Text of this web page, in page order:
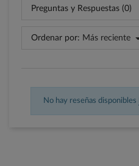
Preguntas y Respuestas (0)
Ordenar por: Más reciente
No hay reseñas disponibles